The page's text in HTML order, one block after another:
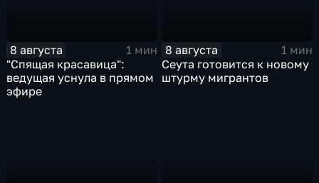
8 августа
1 мин
"Спящая красавица":
ведущая уснула в прямом
эфире
8 августа
1 мин
Сеута готовится к новому
штурму мигрантов